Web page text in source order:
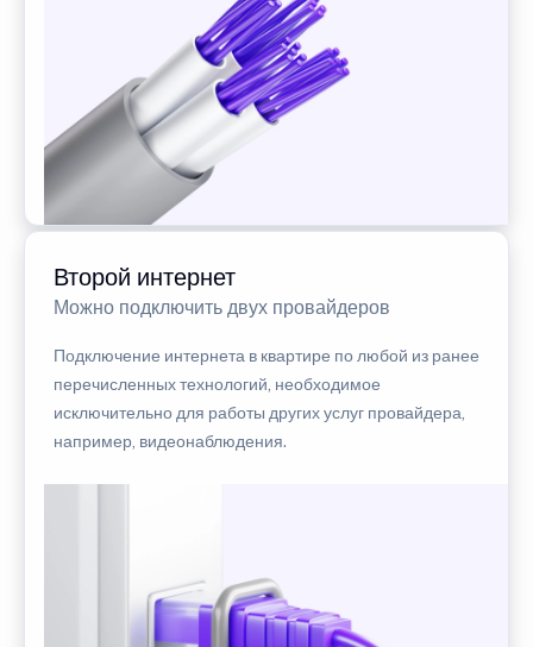
Второй интернет
Можно подключить двух провайдеров
Подключение интернета в квартире по любой из ранее
перечисленных технологий, необходимое
исключительно для работы других услуг провайдера,
например, видеонаблюдения.